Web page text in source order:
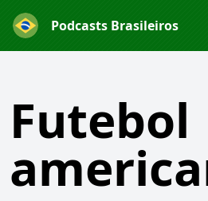
Podcasts Brasileiros
Futebol